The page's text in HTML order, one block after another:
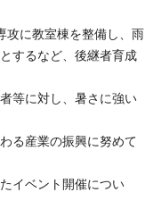
攻に教室棟を整備し、雨
するなど、後継者育成
等に対し、暑さに強い
る産業の振興に努めて
イベント開催につい